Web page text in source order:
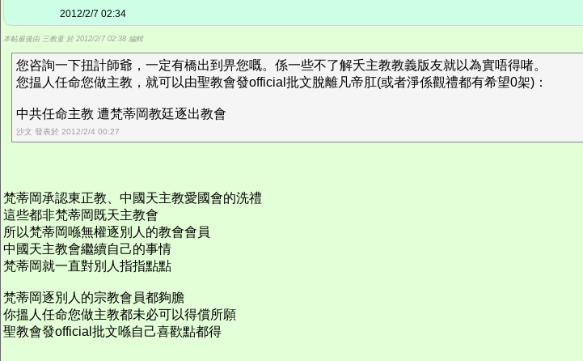
2012/2/7 02:34
本帖最後由 三教童 於 2012/2/7 02:38 編輯
您咨詢一下扭計師爺，一定有橋出到畀您嘅。係一些不了解夭主教教義版友就以為實唔得啫。
您揾人任命您做主教，就可以由聖教會發official批文脫離凡帝肛(或者淨係觀禮都有希望0架)：
中共任命主教 遭梵蒂岡教廷逐出教會
沙文 發表於 2012/2/4 00:27
梵蒂岡承認東正教、中國天主教愛國會的洗禮
這些都非梵蒂岡既天主教會
所以梵蒂岡喺無權逐別人的教會會員
中國天主教會繼續自己的事情
梵蒂岡就一直對別人指指點點
梵蒂岡逐別人的宗教會員都夠膽
你搵人任命您做主教都未必可以得償所願
聖教會發official批文喺自己喜歡點都得